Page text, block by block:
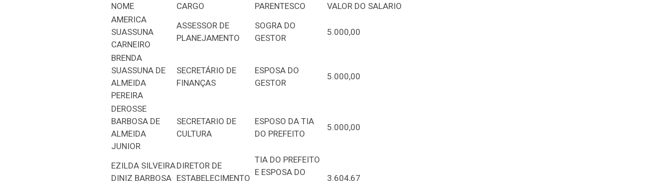
NOME CARGO PARENTESCO
VALOR DO SALARIO
AMERICA
SUASSUNA
CARNEIRO
ASSESSOR DE
PLANEJAMENTO
SOGRA DO
GESTOR
5.000,00
BRENDA
SUASSUNA DE
ALMEIDA
PEREIRA
SECRETÁRIO DE
FINANÇAS
ESPOSA DO
GESTOR
5.000,00
DEROSSE
BARBOSA DE
ALMEIDA
JUNIOR
SECRETARIO DE
CULTURA
ESPOSO DA TIA
DO PREFEITO
5.000,00
EZILDA SILVEIRA
DINIZ BARBOSA
DIRETOR DE
ESTABELECIMENTO
TIA DO PREFEITO
E ESPOSA DO
3.604,67